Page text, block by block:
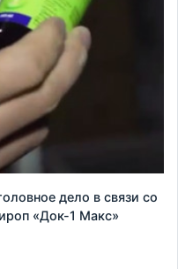
дело в связи со
«Док-1 Макс»